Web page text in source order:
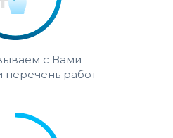
с Вами
перечень работ